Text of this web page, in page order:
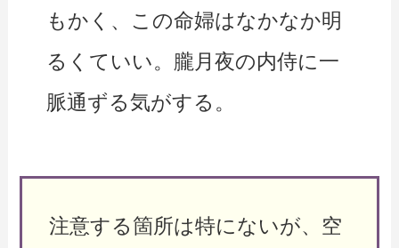
もかく、この命婦はなかなか明
るくていい。朧月夜の内侍に一
脈通ずる気がする。
注意する箇所は特にないが、空